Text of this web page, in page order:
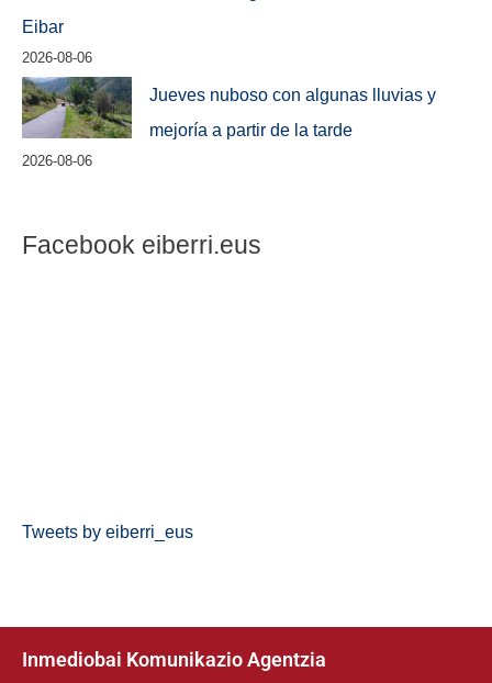
Eibar
2026-08-06
Jueves nuboso con algunas lluvias y
mejoría a partir de la tarde
2026-08-06
Facebook eiberri.eus
Tweets by eiberri_eus
Inmediobai Komunikazio Agentzia